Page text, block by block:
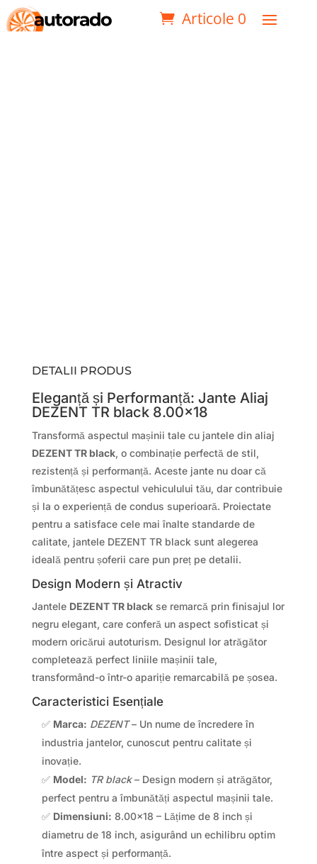
Articole 0
DETALII PRODUS
Eleganță și Performanță: Jante Aliaj
DEZENT TR black 8.00×18
Transformă aspectul mașinii tale cu jantele din aliaj
DEZENT TR black, o combinație perfectă de stil,
rezistență și performanță. Aceste jante nu doar că
îmbunătățesc aspectul vehiculului tău, dar contribuie
și la o experiență de condus superioară. Proiectate
pentru a satisface cele mai înalte standarde de
calitate, jantele DEZENT TR black sunt alegerea
ideală pentru șoferii care pun preț pe detalii.
Design Modern și Atractiv
Jantele DEZENT TR blackse remarcă prin finisajul lor
negru elegant, care conferă un aspect sofisticat și
modern oricărui autoturism. Designul lor atrăgător
completează perfect liniile mașinii tale,
transformând-o într-o apariție remarcabilă pe șosea.
Caracteristici Esențiale
✅ Marca: DEZENT– Un nume de încredere în
industria jantelor, cunoscut pentru calitate și
inovație.
✅ Model: TR black– Design modern și atrăgător,
perfect pentru a îmbunătăți aspectul mașinii tale.
✅ Dimensiuni: 8.00×18 – Lățime de 8 inch și
diametru de 18 inch, asigurând un echilibru optim
între aspect și performanță.